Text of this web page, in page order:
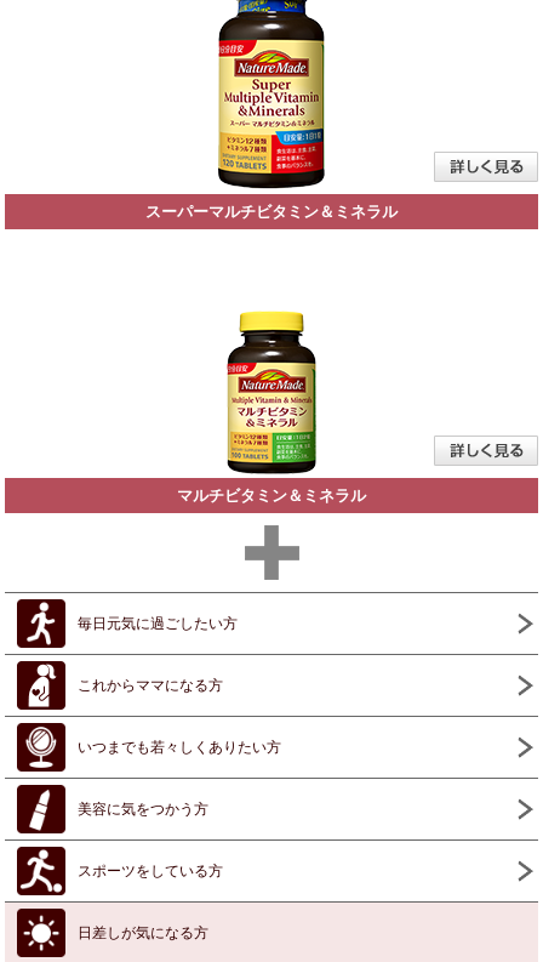
スーパーマルチビタミン＆ミネラル
マルチビタミン＆ミネラル
毎日元気に過ごしたい方
これからママになる方
いつまでも若々しくありたい方
美容に気をつかう方
スポーツをしている方
日差しが気になる方